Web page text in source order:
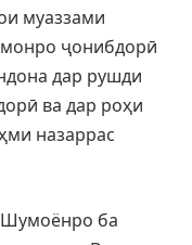
муаззами
ҷонибдорӣ
дар рушди
ва дар роҳи
назаррас
Шумоёнро ба